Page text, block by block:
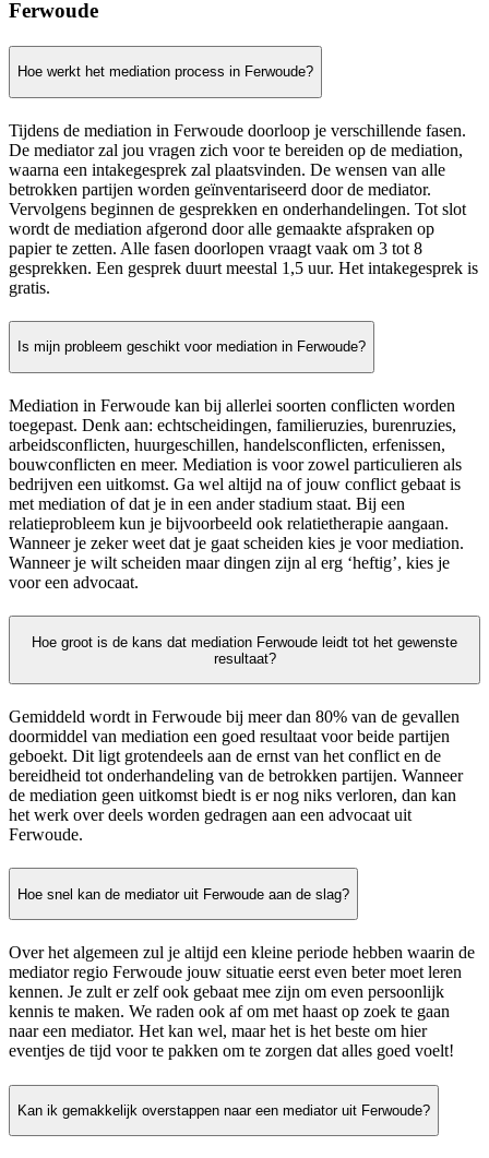
Ferwoude
Hoe werkt het mediation process in Ferwoude?
Tijdens de mediation in Ferwoude doorloop je verschillende fasen.
De mediator zal jou vragen zich voor te bereiden op de mediation,
waarna een intakegesprek zal plaatsvinden. De wensen van alle
betrokken partijen worden geïnventariseerd door de mediator.
Vervolgens beginnen de gesprekken en onderhandelingen. Tot slot
wordt de mediation afgerond door alle gemaakte afspraken op
papier te zetten. Alle fasen doorlopen vraagt vaak om 3 tot 8
gesprekken. Een gesprek duurt meestal 1,5 uur. Het intakegesprek is
gratis.
Is mijn probleem geschikt voor mediation in Ferwoude?
Mediation in Ferwoude kan bij allerlei soorten conflicten worden
toegepast. Denk aan: echtscheidingen, familieruzies, burenruzies,
arbeidsconflicten, huurgeschillen, handelsconflicten, erfenissen,
bouwconflicten en meer. Mediation is voor zowel particulieren als
bedrijven een uitkomst. Ga wel altijd na of jouw conflict gebaat is
met mediation of dat je in een ander stadium staat. Bij een
relatieprobleem kun je bijvoorbeeld ook relatietherapie aangaan.
Wanneer je zeker weet dat je gaat scheiden kies je voor mediation.
Wanneer je wilt scheiden maar dingen zijn al erg ‘heftig’, kies je
voor een advocaat.
Hoe groot is de kans dat mediation Ferwoude leidt tot het gewenste
resultaat?
Gemiddeld wordt in Ferwoude bij meer dan 80% van de gevallen
doormiddel van mediation een goed resultaat voor beide partijen
geboekt. Dit ligt grotendeels aan de ernst van het conflict en de
bereidheid tot onderhandeling van de betrokken partijen. Wanneer
de mediation geen uitkomst biedt is er nog niks verloren, dan kan
het werk over deels worden gedragen aan een advocaat uit
Ferwoude.
Hoe snel kan de mediator uit Ferwoude aan de slag?
Over het algemeen zul je altijd een kleine periode hebben waarin de
mediator regio Ferwoude jouw situatie eerst even beter moet leren
kennen. Je zult er zelf ook gebaat mee zijn om even persoonlijk
kennis te maken. We raden ook af om met haast op zoek te gaan
naar een mediator. Het kan wel, maar het is het beste om hier
eventjes de tijd voor te pakken om te zorgen dat alles goed voelt!
Kan ik gemakkelijk overstappen naar een mediator uit Ferwoude?